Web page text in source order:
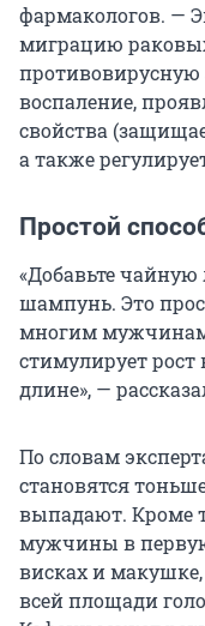
фармакологов. —
миграцию
противовирусную
воспаление,
свойства
а также
Простой
«Добавьте
шампунь. Это
многим
стимулирует рост
длине», —
По словам
становятся
выпадают. Кроме
мужчины в
висках и
всей площади